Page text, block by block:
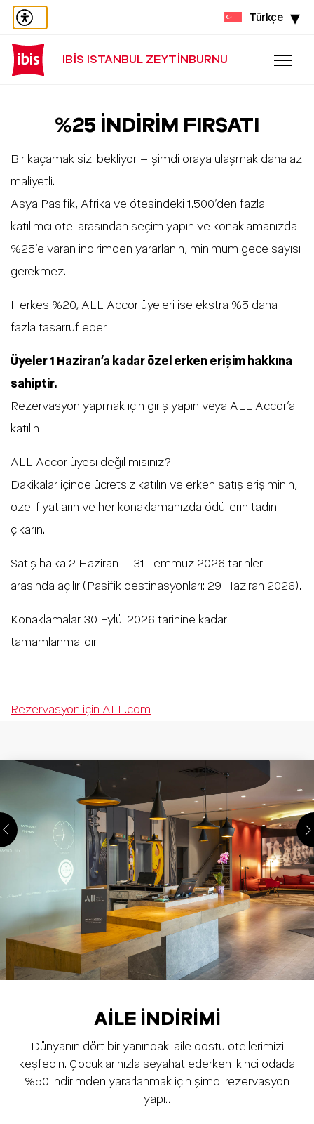
Türkçe
IBIS ISTANBUL ZEYTINBURNU
%25 İNDIRIM FIRSATI
Bir kaçamak sizi bekliyor – şimdi oraya ulaşmak daha az
maliyetli.
Asya Pasifik, Afrika ve ötesindeki 1.500’den fazla
katılımcı otel arasından seçim yapın ve konaklamanızda
%25’e varan indirimden yararlanın, minimum gece sayısı
gerekmez.
Herkes %20, ALL Accor üyeleri ise ekstra %5 daha
fazla tasarruf eder.
Üyeler 1 Haziran’a kadar özel erken erişim hakkına
sahiptir.
Rezervasyon yapmak için giriş yapın veya ALL Accor’a
katılın!
ALL Accor üyesi değil misiniz?
Dakikalar içinde ücretsiz katılın ve erken satış erişiminin,
özel fiyatların ve her konaklamanızda ödüllerin tadını
çıkarın.
Satış halka 2 Haziran – 31 Temmuz 2026 tarihleri
arasında açılır (Pasifik destinasyonları: 29 Haziran 2026).
Konaklamalar 30 Eylül 2026 tarihine kadar
tamamlanmalıdır.
Rezervasyon için ALL.com
AILE İNDIRIMI
Dünyanın dört bir yanındaki aile dostu otellerimizi
keşfedin. Çocuklarınızla seyahat ederken ikinci odada
%50 indirimden yararlanmak için şimdi rezervasyon
yapı…